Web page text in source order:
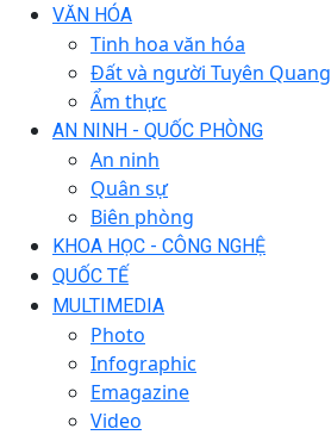
VĂN HÓA
Tinh hoa văn hóa
Đất và người Tuyên Quang
Ẩm thực
AN NINH - QUỐC PHÒNG
An ninh
Quân sự
Biên phòng
KHOA HỌC - CÔNG NGHỆ
QUỐC TẾ
MULTIMEDIA
Photo
Infographic
Emagazine
Video